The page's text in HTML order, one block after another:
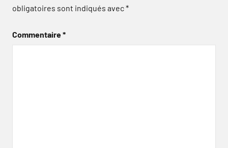
obligatoires sont indiqués avec*
Commentaire*